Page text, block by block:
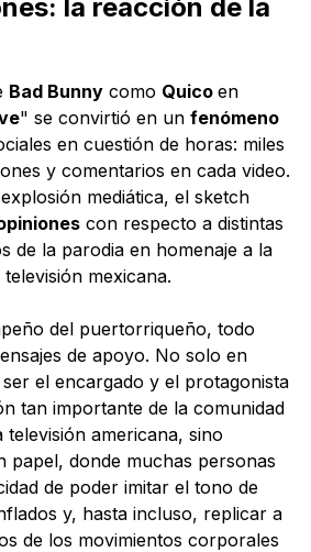
la reacción de la
Bad Bunny como Quico en
" se convirtió en un fenómeno
en cuestión de horas: miles
y comentarios en cada video.
mediática, el sketch
con respecto a distintas
de la parodia en homenaje a la
mexicana.
del puertorriqueño, todo
de apoyo. No solo en
el encargado y el protagonista
tan importante de la comunidad
televisión americana, sino
papel, donde muchas personas
de poder imitar el tono de
y, hasta incluso, replicar a
de los movimientos corporales